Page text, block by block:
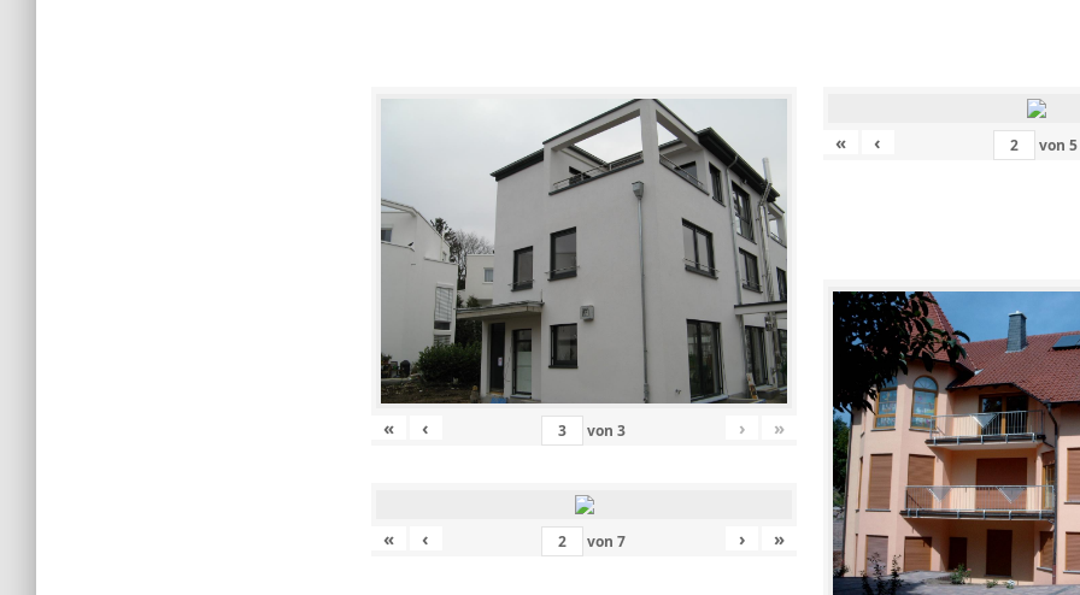
« ‹ von3 › »
« ‹ von7 › »
« ‹ von5